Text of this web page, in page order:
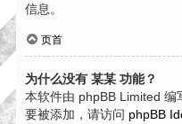
信息。
页首
为什么没有 某某 功能？
本软件由 phpBB Limited 编
要被添加，请访问 phpBB